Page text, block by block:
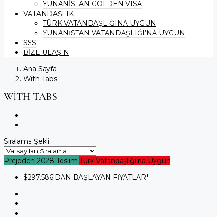
YUNANİSTAN GOLDEN VISA
VATANDAŞLIK
TÜRK VATANDAŞLIĞINA UYGUN
YUNANİSTAN VATANDAŞLIĞI’NA UYGUN
SSS
BİZE ULAŞIN
Ana Sayfa
With Tabs
WITH TABS
Sıralama Şekli:
Projeden 2028 Teslim Türk Vatandaşlığı'na Uygun
$297.586'DAN BAŞLAYAN FİYATLAR*